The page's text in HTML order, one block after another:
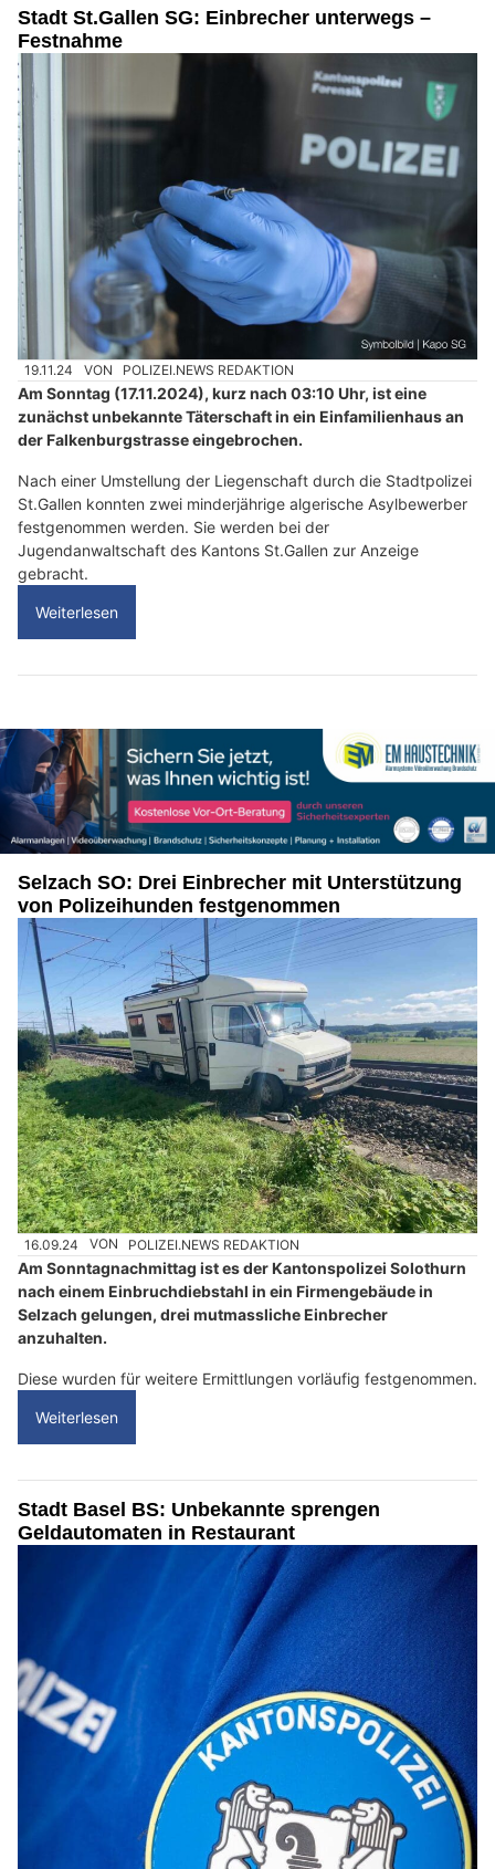
Stadt St.Gallen SG: Einbrecher unterwegs –
Festnahme
19.11.24 VON POLIZEI.NEWS REDAKTION
Am Sonntag (17.11.2024), kurz nach 03:10 Uhr, ist eine
zunächst unbekannte Täterschaft in ein Einfamilienhaus an
der Falkenburgstrasse eingebrochen.
Nach einer Umstellung der Liegenschaft durch die Stadtpolizei
St.Gallen konnten zwei minderjährige algerische Asylbewerber
festgenommen werden. Sie werden bei der
Jugendanwaltschaft des Kantons St.Gallen zur Anzeige
gebracht.
Weiterlesen
Selzach SO: Drei Einbrecher mit Unterstützung
von Polizeihunden festgenommen
16.09.24 VON POLIZEI.NEWS REDAKTION
Am Sonntagnachmittag ist es der Kantonspolizei Solothurn
nach einem Einbruchdiebstahl in ein Firmengebäude in
Selzach gelungen, drei mutmassliche Einbrecher
anzuhalten.
Diese wurden für weitere Ermittlungen vorläufig festgenommen.
Weiterlesen
Stadt Basel BS: Unbekannte sprengen
Geldautomaten in Restaurant